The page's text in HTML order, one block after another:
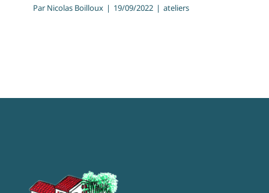
Par Nicolas Boilloux | 19/09/2022 | ateliers